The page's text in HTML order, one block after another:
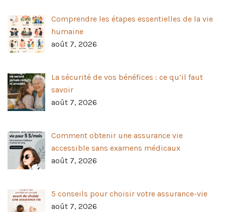
Comprendre les étapes essentielles de la vie
humaine
août 7, 2026
La sécurité de vos bénéfices : ce qu’il faut
savoir
août 7, 2026
Comment obtenir une assurance vie
accessible sans examens médicaux
août 7, 2026
5 conseils pour choisir votre assurance-vie
août 7, 2026